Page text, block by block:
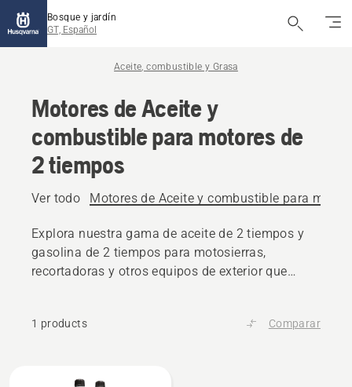
Bosque y jardín
GT, Español
Aceite, combustible y Grasa
Motores de Aceite y
combustible para motores de
2 tiempos
Ver todo Motores de Aceite y combustible para
Explora nuestra gama de aceite de 2 tiempos y
gasolina de 2 tiempos para motosierras,
recortadoras y otros equipos de exterior que
1 products Comparar